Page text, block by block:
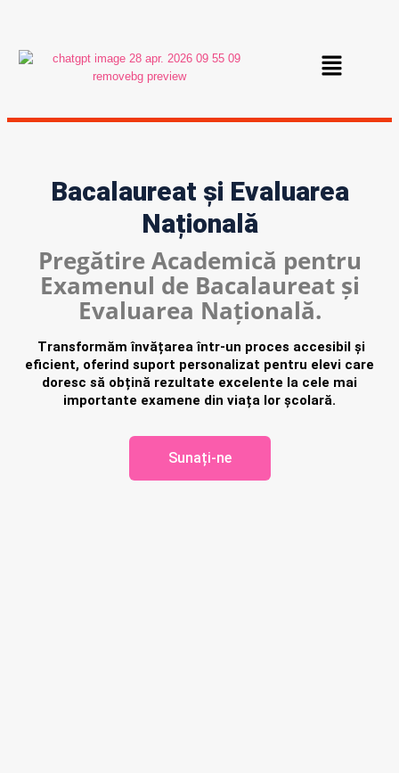
Bacalaureat și Evaluarea
Națională
Pregătire Academică pentru
Examenul de Bacalaureat și
Evaluarea Națională.
Transformăm învățarea într-un proces accesibil și
eficient, oferind suport personalizat pentru elevi care
doresc să obțină rezultate excelente la cele mai
importante examene din viața lor școlară.
Sunați-ne